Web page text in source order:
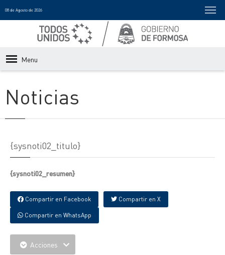
08 de Agosto de 2026
Menu
Noticias
{sysnoti02_titulo}
{sysnoti02_resumen}
Compartir en Facebook Compartir en X
Compartir en WhatsApp
Acciones